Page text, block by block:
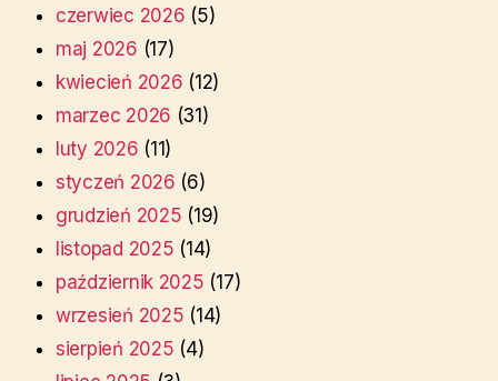
czerwiec 2026 (5)
maj 2026 (17)
kwiecień 2026 (12)
marzec 2026 (31)
luty 2026 (11)
styczeń 2026 (6)
grudzień 2025 (19)
listopad 2025 (14)
październik 2025 (17)
wrzesień 2025 (14)
sierpień 2025 (4)